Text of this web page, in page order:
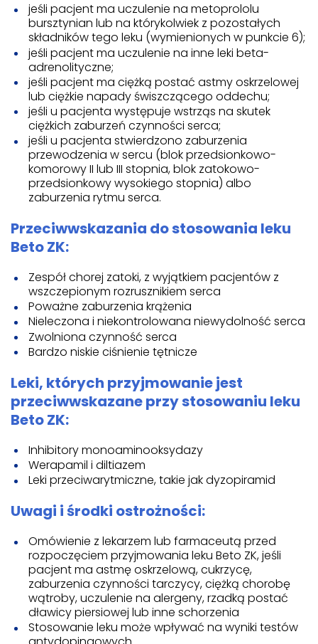
jeśli pacjent ma uczulenie na metoprololu
bursztynian lub na którykolwiek z pozostałych
składników tego leku (wymienionych w punkcie 6);
jeśli pacjent ma uczulenie na inne leki beta-
adrenolityczne;
jeśli pacjent ma ciężką postać astmy oskrzelowej
lub ciężkie napady świszczącego oddechu;
jeśli u pacjenta występuje wstrząs na skutek
ciężkich zaburzeń czynności serca;
jeśli u pacjenta stwierdzono zaburzenia
przewodzenia w sercu (blok przedsionkowo-
komorowy II lub III stopnia, blok zatokowo-
przedsionkowy wysokiego stopnia) albo
zaburzenia rytmu serca.
Przeciwwskazania do stosowania leku
Beto ZK:
Zespół chorej zatoki, z wyjątkiem pacjentów z
wszczepionym rozrusznikiem serca
Poważne zaburzenia krążenia
Nieleczona i niekontrolowana niewydolność serca
Zwolniona czynność serca
Bardzo niskie ciśnienie tętnicze
Leki, których przyjmowanie jest
przeciwwskazane przy stosowaniu leku
Beto ZK:
Inhibitory monoaminooksydazy
Werapamil i diltiazem
Leki przeciwarytmiczne, takie jak dyzopiramid
Uwagi i środki ostrożności:
Omówienie z lekarzem lub farmaceutą przed
rozpoczęciem przyjmowania leku Beto ZK, jeśli
pacjent ma astmę oskrzelową, cukrzycę,
zaburzenia czynności tarczycy, ciężką chorobę
wątroby, uczulenie na alergeny, rzadką postać
dławicy piersiowej lub inne schorzenia
Stosowanie leku może wpływać na wyniki testów